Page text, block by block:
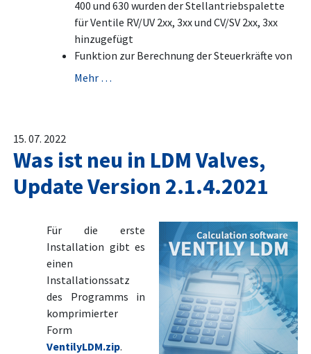
400 und 630 wurden der Stellantriebspalette
für Ventile RV/UV 2xx, 3xx und CV/SV 2xx, 3xx
hinzugefügt
Funktion zur Berechnung der Steuerkräfte von
Mehr …
15. 07. 2022
Was ist neu in LDM Valves,
Update Version 2.1.4.2021
Für die erste
Installation gibt es
einen
Installationssatz
des Programms in
komprimierter
Form
VentilyLDM.zip.